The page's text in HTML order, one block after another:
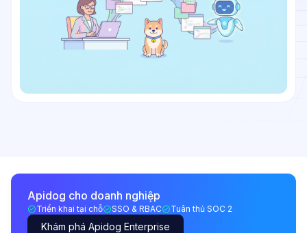
Apidog cho doanh nghiệp
Triển khai tại chỗ SSO & RBAC Tuân thủ SOC 2
Khám phá Apidog Enterprise